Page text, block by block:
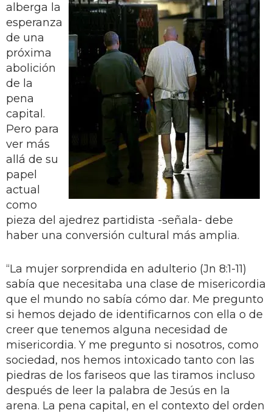
alberga la
esperanza
de una
próxima
abolición
de la
pena
capital.
Pero para
ver más
allá de su
papel
actual
como
pieza del ajedrez partidista -señala- debe
haber una conversión cultural más amplia.
“La mujer sorprendida en adulterio (Jn 8:1-11)
sabía que necesitaba una clase de misericordia
que el mundo no sabía cómo dar. Me pregunto
si hemos dejado de identificarnos con ella o de
creer que tenemos alguna necesidad de
misericordia. Y me pregunto si nosotros, como
sociedad, nos hemos intoxicado tanto con las
piedras de los fariseos que las tiramos incluso
después de leer la palabra de Jesús en la
arena. La pena capital, en el contexto del orden